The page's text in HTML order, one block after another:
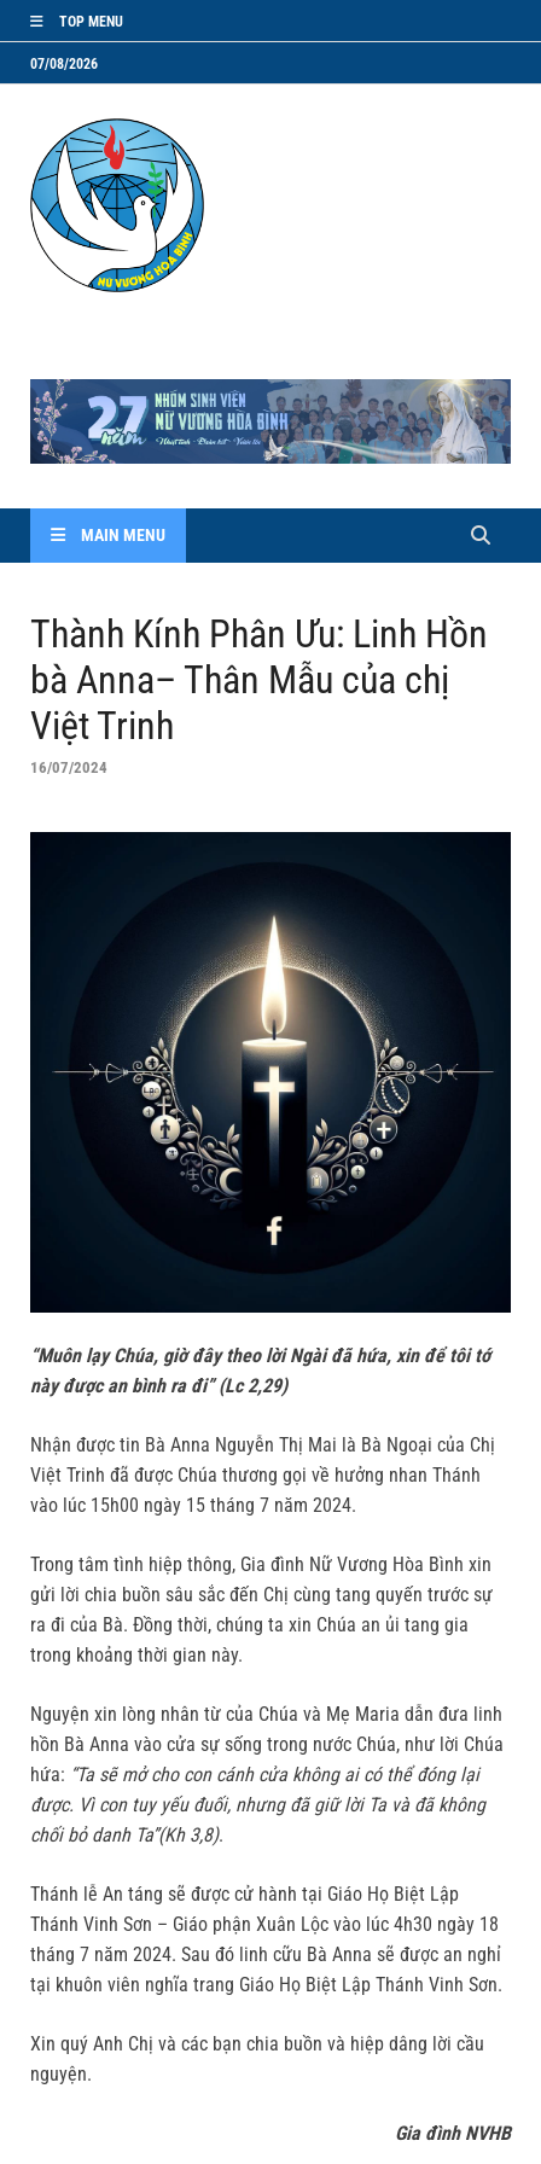
TOP MENU
07/08/2026
MAIN MENU
Thành Kính Phân Ưu: Linh Hồn
bà Anna– Thân Mẫu của chị
Việt Trinh
16/07/2024
“Muôn lạy Chúa, giờ đây theo lời Ngài đã hứa, xin để tôi tớ
này được an bình ra đi” (Lc 2,29)
Nhận được tin Bà Anna Nguyễn Thị Mai là Bà Ngoại của Chị
Việt Trinh đã được Chúa thương gọi về hưởng nhan Thánh
vào lúc 15h00 ngày 15 tháng 7 năm 2024.
Trong tâm tình hiệp thông, Gia đình Nữ Vương Hòa Bình xin
gửi lời chia buồn sâu sắc đến Chị cùng tang quyến trước sự
ra đi của Bà. Đồng thời, chúng ta xin Chúa an ủi tang gia
trong khoảng thời gian này.
Nguyện xin lòng nhân từ của Chúa và Mẹ Maria dẫn đưa linh
hồn Bà Anna vào cửa sự sống trong nước Chúa, như lời Chúa
hứa: “Ta sẽ mở cho con cánh cửa không ai có thể đóng lại
được. Vì con tuy yếu đuối, nhưng đã giữ lời Ta và đã không
chối bỏ danh Ta”(Kh 3,8).
Thánh lễ An táng sẽ được cử hành tại Giáo Họ Biệt Lập
Thánh Vinh Sơn – Giáo phận Xuân Lộc vào lúc 4h30 ngày 18
tháng 7 năm 2024. Sau đó linh cữu Bà Anna sẽ được an nghỉ
tại khuôn viên nghĩa trang Giáo Họ Biệt Lập Thánh Vinh Sơn.
Xin quý Anh Chị và các bạn chia buồn và hiệp dâng lời cầu
nguyện.
Gia đình NVHB